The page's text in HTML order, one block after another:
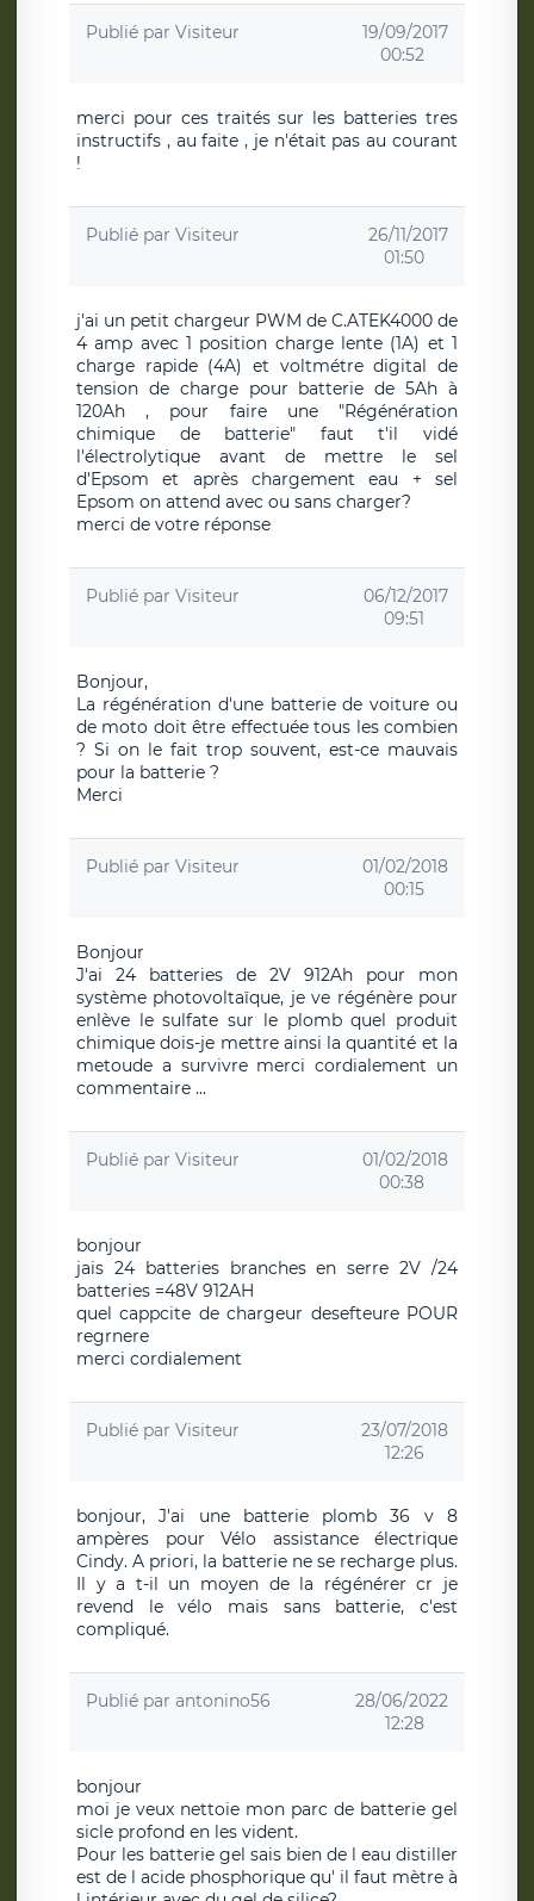
Publié par Visiteur
19/09/2017
00:52
merci pour ces traités sur les batteries tres
instructifs , au faite , je n'était pas au courant
!
Publié par Visiteur
26/11/2017
01:50
j'ai un petit chargeur PWM de C.ATEK4000 de
4 amp avec 1 position charge lente (1A) et 1
charge rapide (4A) et voltmétre digital de
tension de charge pour batterie de 5Ah à
120Ah , pour faire une "Régénération
chimique de batterie" faut t'il vidé
l'électrolytique avant de mettre le sel
d'Epsom et après chargement eau + sel
Epsom on attend avec ou sans charger?
merci de votre réponse
Publié par Visiteur
06/12/2017
09:51
Bonjour,
La régénération d'une batterie de voiture ou
de moto doit être effectuée tous les combien
? Si on le fait trop souvent, est-ce mauvais
pour la batterie ?
Merci
Publié par Visiteur
01/02/2018
00:15
Bonjour
J'ai 24 batteries de 2V 912Ah pour mon
système photovoltaïque, je ve régénère pour
enlève le sulfate sur le plomb quel produit
chimique dois-je mettre ainsi la quantité et la
metoude a survivre merci cordialement un
commentaire ...
Publié par Visiteur
01/02/2018
00:38
bonjour
jais 24 batteries branches en serre 2V /24
batteries =48V 912AH
quel cappcite de chargeur desefteure POUR
regrnere
merci cordialement
Publié par Visiteur
23/07/2018
12:26
bonjour, J'ai une batterie plomb 36 v 8
ampères pour Vélo assistance électrique
Cindy. A priori, la batterie ne se recharge plus.
Il y a t-il un moyen de la régénérer cr je
revend le vélo mais sans batterie, c'est
compliqué.
Publié par antonino56
28/06/2022
12:28
bonjour
moi je veux nettoie mon parc de batterie gel
sicle profond en les vident.
Pour les batterie gel sais bien de l eau distiller
est de l acide phosphorique qu' il faut mètre à